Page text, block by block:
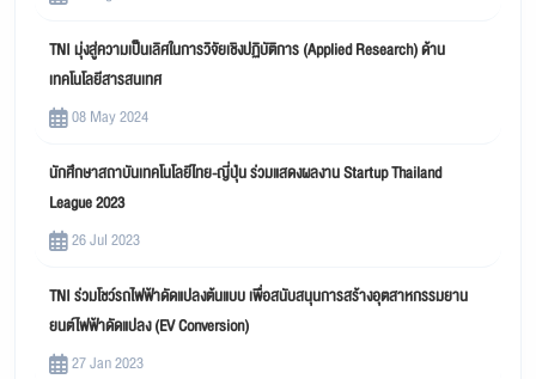
TNI มุ่งสู่ความเป็นเลิศในการวิจัยเชิงปฏิบัติการ (Applied Research) ด้าน
เทคโนโลยีสารสนเทศ
08 May 2024
นักศึกษาสถาบันเทคโนโลยีไทย-ญี่ปุ่น ร่วมแสดงผลงาน Startup Thailand
League 2023
26 Jul 2023
TNI ร่วมโชว์รถไฟฟ้าดัดแปลงต้นแบบ เพื่อสนับสนุนการสร้างอุตสาหกรรมยาน
ยนต์ไฟฟ้าดัดแปลง (EV Conversion)
27 Jan 2023